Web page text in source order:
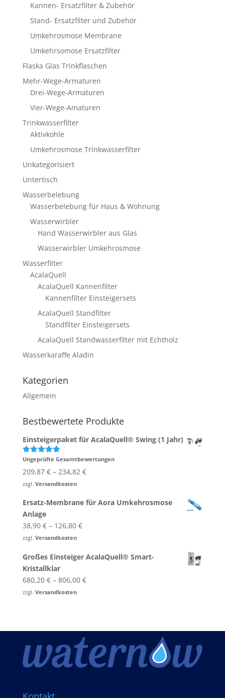
Kannen- Ersatzfilter & Zubehör
Stand- Ersatzfilter und Zubehör
Umkehrosmose Membrane
Umkehrsomose Ersatzfilter
Flaska Glas Trinkflaschen
Mehr-Wege-Armaturen
Drei-Wege-Armaturen
Vier-Wege-Amaturen
Trinkwasserfilter
Aktivkohle
Umkehrosmose Trinkwasserfilter
Unkategorisiert
Untertisch
Wasserbelebung
Wasserbelebung für Haus & Wohnung
Wasserwirbler
Hand Wasserwirbler aus Glas
Wasserwirbler Umkehrosmose
Wasserfilter
AcalaQuell
AcalaQuell Kannenfilter
Kannenfilter Einsteigersets
AcalaQuell Standfilter
Standfilter Einsteigersets
AcalaQuell Standwasserfilter mit Echtholz
Wasserkaraffe Aladin
Kategorien
Allgemein
Bestbewertete Produkte
Einsteigerpaket für AcalaQuell® Swing (1 Jahr)
Bewertet
von 5
Ungeprüfte Gesamtbewertungen
209,87 €– 234,82 €
zzgl. Versandkosten
Ersatz-Membrane für Aora Umkehrosmose
Anlage
38,90 €– 126,80 €
zzgl. Versandkosten
Großes Einsteiger AcalaQuell® Smart-​
Kristallklar
680,20 €– 806,00 €
zzgl. Versandkosten